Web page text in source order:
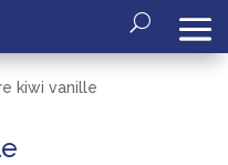
kiwi vanille